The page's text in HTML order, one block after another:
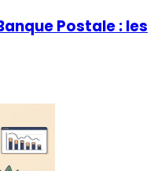
Postale : les